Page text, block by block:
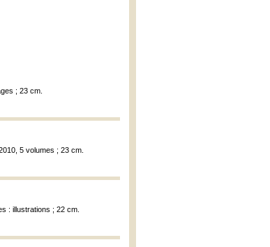
; 23 cm.
5 volumes ; 23 cm.
: illustrations ; 22 cm.